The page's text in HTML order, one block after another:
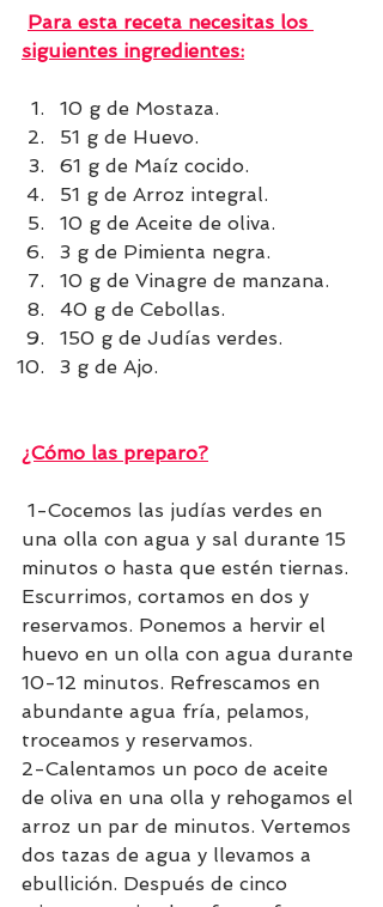
Para esta receta necesitas los
siguientes ingredientes:
10 g de Mostaza.
51 g de Huevo.
61 g de Maíz cocido.
51 g de Arroz integral.
10 g de Aceite de oliva.
3 g de Pimienta negra.
10 g de Vinagre de manzana.
40 g de Cebollas.
150 g de Judías verdes.
3 g de Ajo.
¿Cómo las preparo?
una olla con agua y sal durante 15
minutos o hasta que estén tiernas.
Escurrimos, cortamos en dos y
reservamos. Ponemos a hervir el
huevo en un olla con agua durante
10-12 minutos. Refrescamos en
abundante agua fría, pelamos,
troceamos y reservamos.
2-Calentamos un poco de aceite
de oliva en una olla y rehogamos el
arroz un par de minutos. Vertemos
dos tazas de agua y llevamos a
ebullición. Después de cinco